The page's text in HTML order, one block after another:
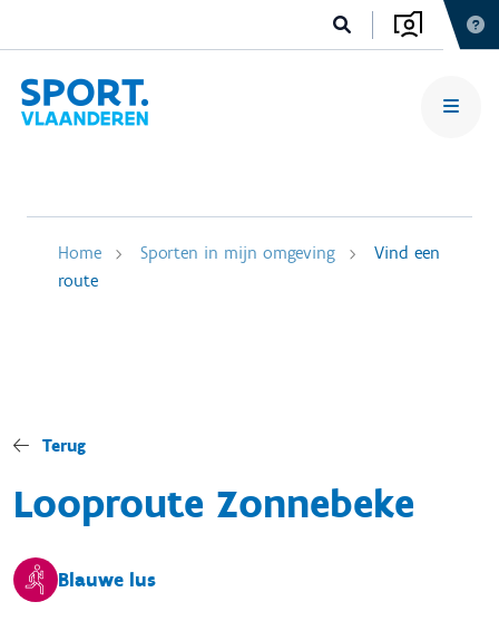
Home Sporten in mijn omgeving
Vind een
route
Terug
Looproute Zonnebeke
Blauwe lus